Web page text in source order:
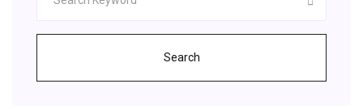
Search